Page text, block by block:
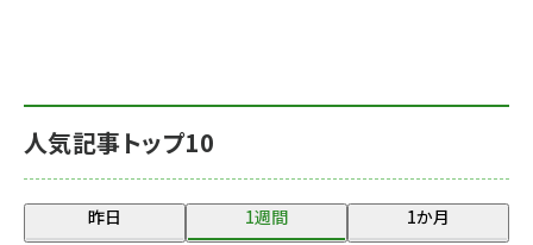
人気記事トップ10
昨日 1週間 1か月